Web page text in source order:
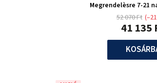
Megrendelèsre 7-21
41 135
52 070 Ft